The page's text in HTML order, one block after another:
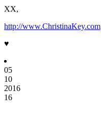
XX,
http://www.ChristinaKey.com
♥
05
10
2016
16